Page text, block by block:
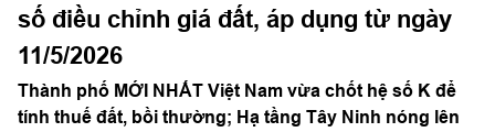
số điều chỉnh giá đất, áp dụng từ ngày
11/5/2026
Thành phố MỚI NHẤT Việt Nam vừa chốt hệ số K để
tính thuế đất, bồi thường; Hạ tầng Tây Ninh nóng lên